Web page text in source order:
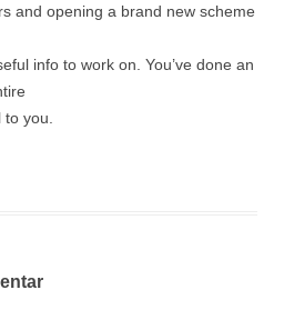
and opening a brand new scheme
info to work on. You’ve done an
you.